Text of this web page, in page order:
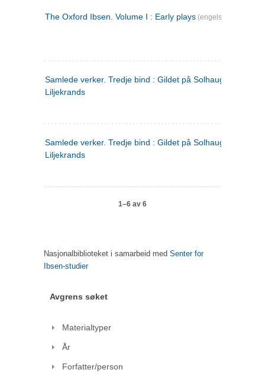
The Oxford Ibsen. Volume I : Early plays (engelsk)
Samlede verker. Tredje bind : Gildet på Solhaug ; Olaf
Liljekrands
Samlede verker. Tredje bind : Gildet på Solhaug ; Olaf
Liljekrands
1–6 av 6
Nasjonalbiblioteket i samarbeid med Senter for
Ibsen-studier
Avgrens søket
Materialtyper
År
Forfatter/person